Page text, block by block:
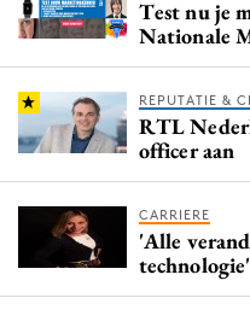
Test nu je
Nationale
REPUTATIE &
RTL
officer aan
CARRIERE
'Alle
technologie'